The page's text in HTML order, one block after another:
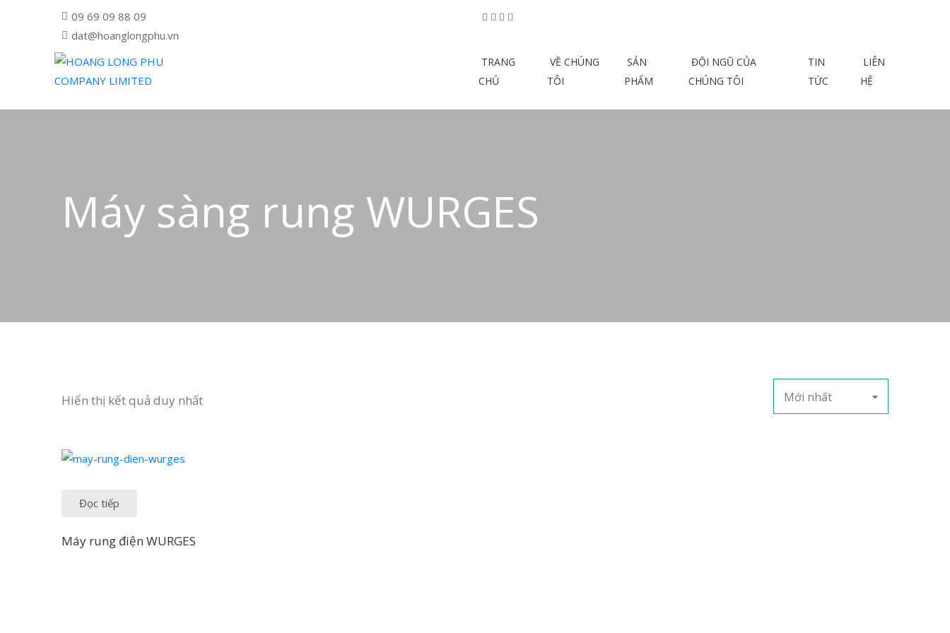
09 69 09 88 09
dat@hoanglongphu.vn
TRANG
CHỦ
VỀ CHÚNG
TÔI
SẢN
PHẨM
ĐỘI NGŨ CỦA
CHÚNG TÔI
TIN
TỨC
LIÊN
HỆ
Máy sàng rung WURGES
Hiển thị kết quả duy nhất Mới nhất
Đọc tiếp
Máy rung điện WURGES